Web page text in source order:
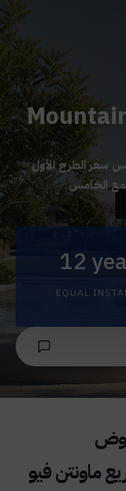
سعر الطرح الأول
الخامس
12
EQUAL
ماونتن فيو